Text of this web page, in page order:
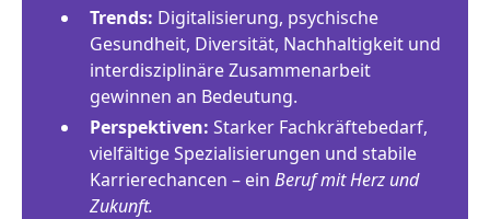
Trends: Digitalisierung, psychische
Gesundheit, Diversität, Nachhaltigkeit und
interdisziplinäre Zusammenarbeit
gewinnen an Bedeutung.
Perspektiven: Starker Fachkräftebedarf,
vielfältige Spezialisierungen und stabile
Karrierechancen – einBeruf mit Herz und
Zukunft.